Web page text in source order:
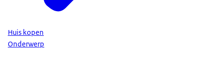
Huis kopen
Onderwerp